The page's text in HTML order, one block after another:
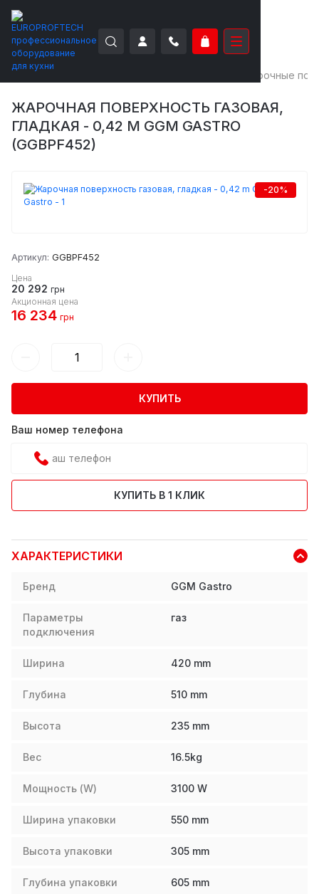
EUROPROFTECH Жарочные
ЖАРОЧНАЯ ПОВЕРХНОСТЬ ГАЗОВАЯ,
ГЛАДКАЯ - 0,42 M GGM GASTRO
(GGBPF452)
-20%
Артикул: GGBPF452
Цена
20 292 грн
Акционная цена
16 234 грн
КУПИТЬ
Ваш номер телефона
КУПИТЬ В 1 КЛИК
ХАРАКТЕРИСТИКИ
Бренд GGM Gastro
Параметры
подключения
газ
Ширина 420 mm
Глубина 510 mm
Высота 235 mm
Вес 16.5kg
Мощность (W) 3100 W
Ширина упаковки 550 mm
Высота упаковки 305 mm
Глубина упаковки 605 mm